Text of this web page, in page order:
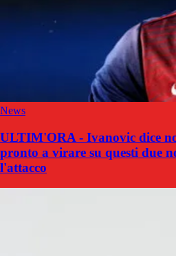
News
ULTIM'ORA - Ivanovic dice
pronto a virare su questi due
l'attacco